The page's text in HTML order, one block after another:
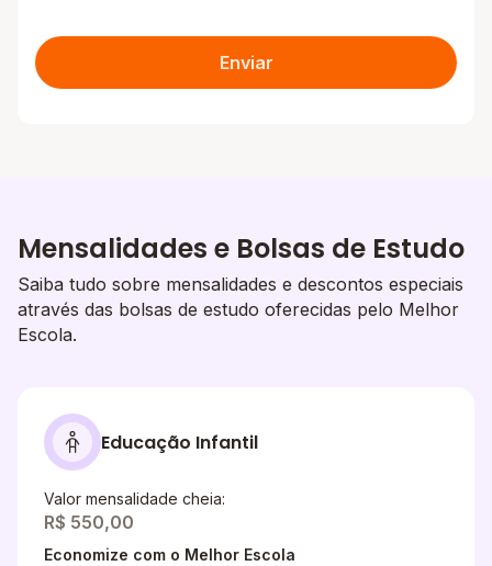
Enviar
Mensalidades e Bolsas de Estudo
Saiba tudo sobre mensalidades e descontos especiais
através das bolsas de estudo oferecidas pelo Melhor
Escola.
Educação Infantil
Valor mensalidade cheia:
R$ 550,00
Economize com o Melhor Escola